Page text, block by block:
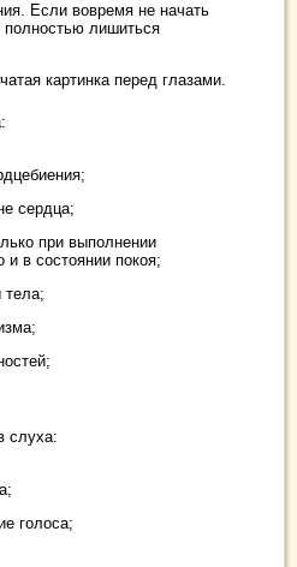
Если вовремя не начать
лишиться
картинка перед глазами.
сердца;
при выполнении
и в состоянии покоя;
тела;
слуха:
голоса;